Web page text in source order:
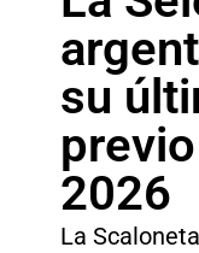
su
2026
La